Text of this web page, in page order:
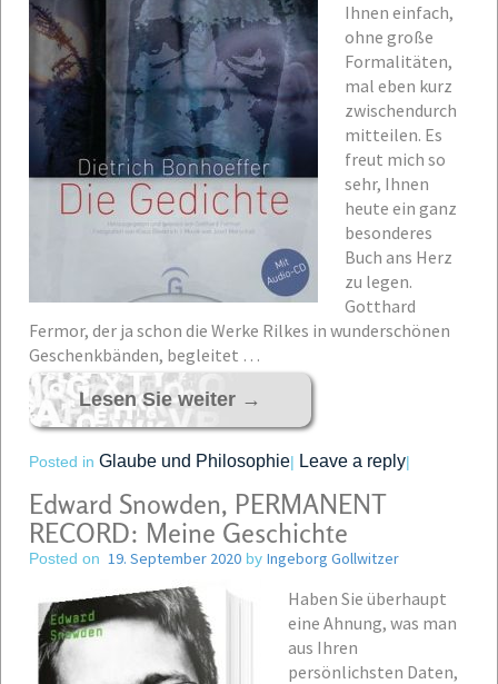
Ihnen einfach,
ohne große
Formalitäten,
mal eben kurz
zwischendurch
mitteilen. Es
freut mich so
sehr, Ihnen
heute ein ganz
besonderes
Buch ans Herz
zu legen.
Gotthard
Fermor, der ja schon die Werke Rilkes in wunderschönen
Geschenkbänden, begleitet …
Lesen Sie weiter →
Posted in Glaube und Philosophie| Leave a reply|
Edward Snowden, PERMANENT
RECORD: Meine Geschichte
Posted on 19. September 2020 by Ingeborg Gollwitzer
Haben Sie überhaupt
eine Ahnung, was man
aus Ihren
persönlichsten Daten,